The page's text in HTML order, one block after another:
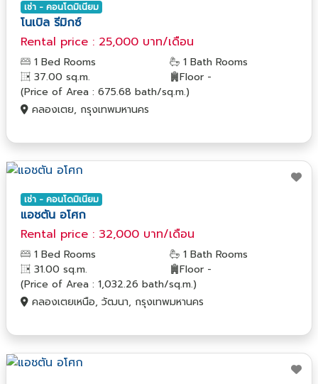
เช่า - คอนโดมิเนียม
โนเบิล รีมิกซ์
Rental price : 25,000 บาท/เดือน
1 Bed Rooms
1 Bath Rooms
37.00 sq.m.
Floor -
(Price of Area : 675.68 bath/sq.m.)
คลองเตย, กรุงเทพมหานคร
เช่า - คอนโดมิเนียม
แอชตัน อโศก
Rental price : 32,000 บาท/เดือน
1 Bed Rooms
1 Bath Rooms
31.00 sq.m.
Floor -
(Price of Area : 1,032.26 bath/sq.m.)
คลองเตยเหนือ, วัฒนา, กรุงเทพมหานคร